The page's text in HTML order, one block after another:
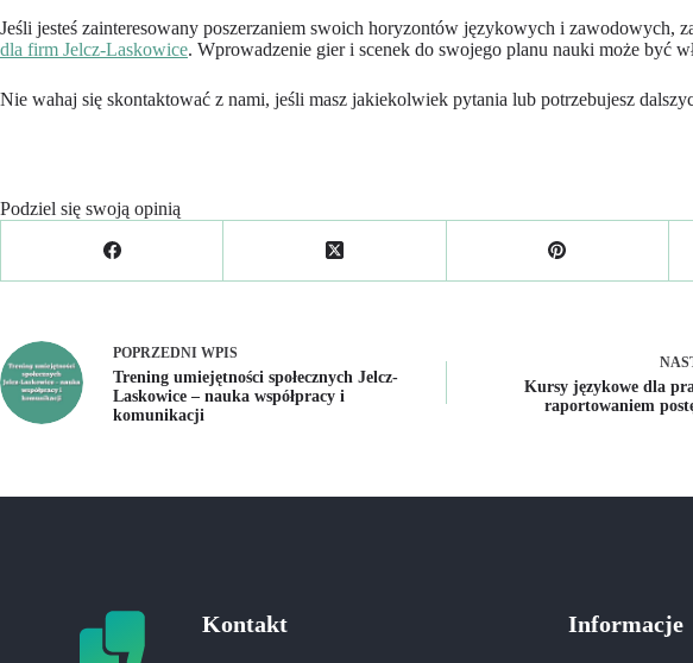
Jeśli jesteś zainteresowany poszerzaniem swoich horyzontów językowych i zawodowych,
dla firm Jelcz-Laskowice. Wprowadzenie gier i scenek do swojego planu nauki może być
Nie wahaj się skontaktować z nami, jeśli masz jakiekolwiek pytania lub potrzebujesz
Podziel się swoją opinią
POPRZEDNI WPIS
Trening umiejętności społecznych Jelcz-
Laskowice – nauka współpracy i
komunikacji
Kursy językowe dla
raportowaniem
Kontakt Informacje